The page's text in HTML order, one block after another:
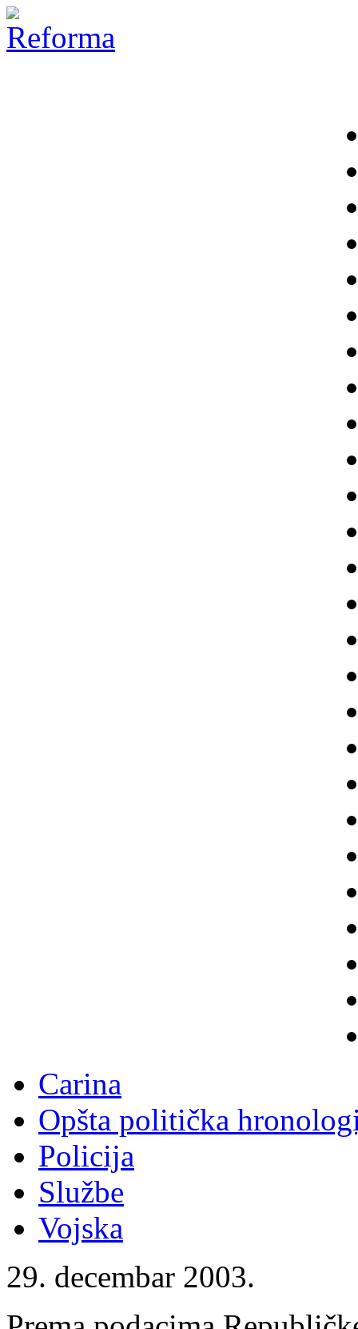
Carina
Opšta politička
Policija
Službe
Vojska
29. decembar 2003.